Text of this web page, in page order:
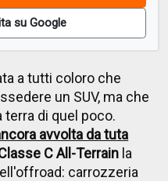
su Google
a tutti coloro che
un SUV, ma che
di quel poco.
avvolta da tuta
C All-Terrain la
carrozzeria